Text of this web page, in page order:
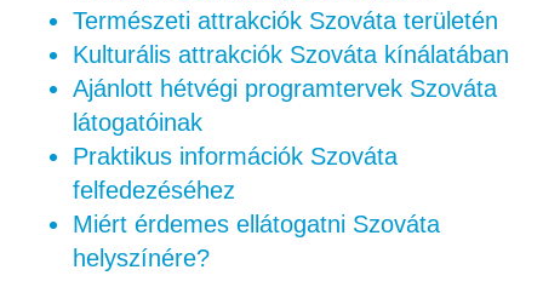
Természeti attrakciók Szováta területén
Kulturális attrakciók Szováta kínálatában
Ajánlott hétvégi programtervek Szováta
látogatóinak
Praktikus információk Szováta
felfedezéséhez
Miért érdemes ellátogatni Szováta
helyszínére?